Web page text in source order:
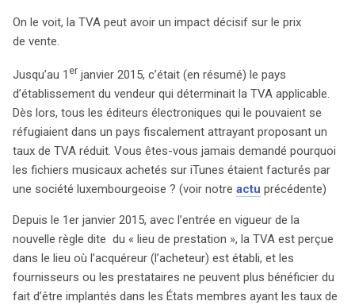
de TVA s’appliquant aux produits dématérialisés. Des
discussions sont en cours sur la nécessité d’harmoniser
les différences de taxation créent des distorsions de
concurrence. La Commission européenne a proposé
une directive permettant aux États membres d’adopter
des taux réduits pour les contenus en ligne, en
reconnaissant que les habitudes de consommation ont
évolué avec la numérisation. Cette initiative vise à
moderniser le cadre fiscal pour le secteur numérique,
offrant ainsi un traitement équitable aux deux formats.
On le voit, la TVA peut avoir un impact décisif sur le prix
de vente.
Jusqu’au 1 er janvier 2015, c’était (en résumé) le pays
d’établissement du vendeur qui déterminait la TVA applicable.
Dès lors, tous les éditeurs électroniques qui le pouvaient se
réfugiaient dans un pays fiscalement attrayant proposant un
taux de TVA réduit. Vous êtes-vous jamais demandé pourquoi
les fichiers musicaux achetés sur iTunes étaient facturés par
une société luxembourgeoise ? (voir notre actu précédente)
Depuis le 1er janvier 2015, avec l’entrée en vigueur de la
nouvelle règle dite du « lieu de prestation », la TVA est perçue
dans le lieu où l’acquéreur (l’acheteur) est établi, et les
fournisseurs ou les prestataires ne peuvent plus bénéficier du
fait d’être implantés dans les États membres ayant les taux de